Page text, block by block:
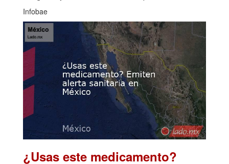
Infobae
¿Usas este medicamento?